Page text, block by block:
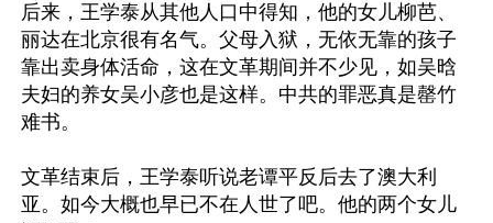
后来，王学泰从其他人口中得知，他的女儿柳芭、
丽达在北京很有名气。父母入狱，无依无靠的孩子
靠出卖身体活命，这在文革期间并不少见，如吴晗
夫妇的养女吴小彦也是这样。中共的罪恶真是罄竹
难书。
文革结束后，王学泰听说老谭平反后去了澳大利
亚。如今大概也早已不在人世了吧。他的两个女儿